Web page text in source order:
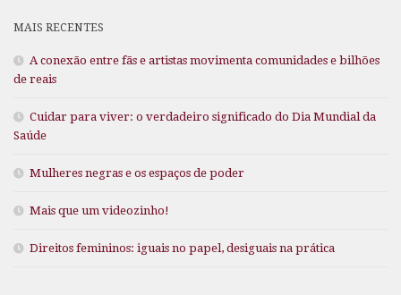
MAIS RECENTES
A conexão entre fãs e artistas movimenta comunidades e bilhões
de reais
Cuidar para viver: o verdadeiro significado do Dia Mundial da
Saúde
Mulheres negras e os espaços de poder
Mais que um videozinho!
Direitos femininos: iguais no papel, desiguais na prática